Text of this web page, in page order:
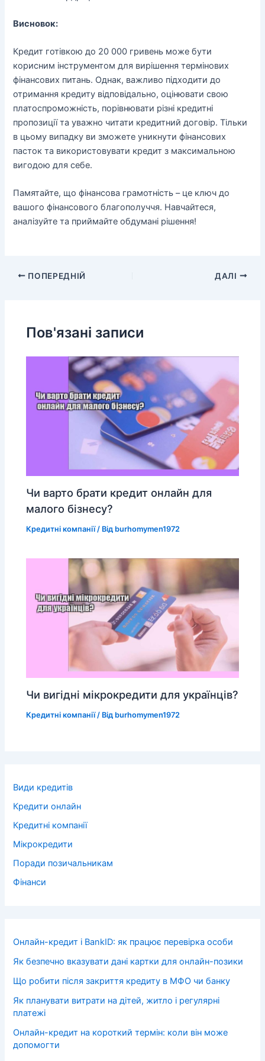
Висновок:
Кредит готівкою до 20 000 гривень може бути
корисним інструментом для вирішення термінових
фінансових питань. Однак, важливо підходити до
отримання кредиту відповідально, оцінювати свою
платоспроможність, порівнювати різні кредитні
пропозиції та уважно читати кредитний договір. Тільки
в цьому випадку ви зможете уникнути фінансових
пасток та використовувати кредит з максимальною
вигодою для себе.
Памятайте, що фінансова грамотність – це ключ до
вашого фінансового благополуччя. Навчайтеся,
аналізуйте та приймайте обдумані рішення!
ПОПЕРЕДНІЙ ДАЛІ
Пов'язані записи
Чи варто брати кредит онлайн для
малого бізнесу?
Кредитні компанії/ Від burhomymen1972
Чи вигідні мікрокредити для українців?
Кредитні компанії/ Від burhomymen1972
Види кредитів
Кредити онлайн
Кредитні компанії
Мікрокредити
Поради позичальникам
Фінанси
Онлайн-кредит і BankID: як працює перевірка особи
Як безпечно вказувати дані картки для онлайн-позики
Що робити після закриття кредиту в МФО чи банку
Як планувати витрати на дітей, житло і регулярні
платежі
Онлайн-кредит на короткий термін: коли він може
допомогти